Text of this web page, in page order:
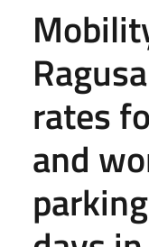
rates
and